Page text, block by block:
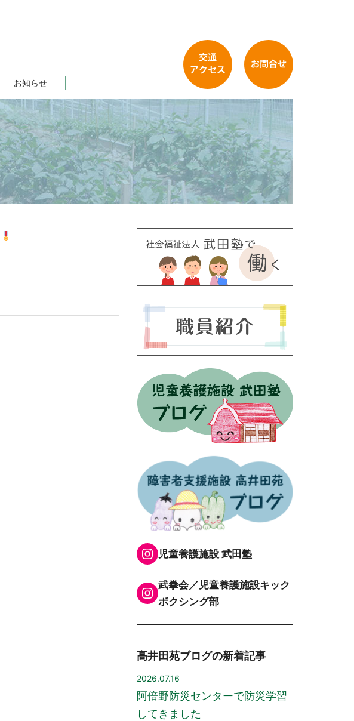
お知らせ
Instagram
児童養護施設 武田塾
Instagram
武拳会／児童養護施設キック
ボクシング部
高井田苑ブログの新着記事
2026.07.16
阿倍野防災センターで防災学習
してきました